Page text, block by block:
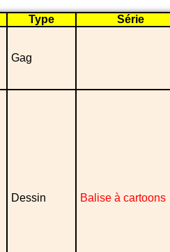
Type Série
Gag
Dessin Balise à cartoons